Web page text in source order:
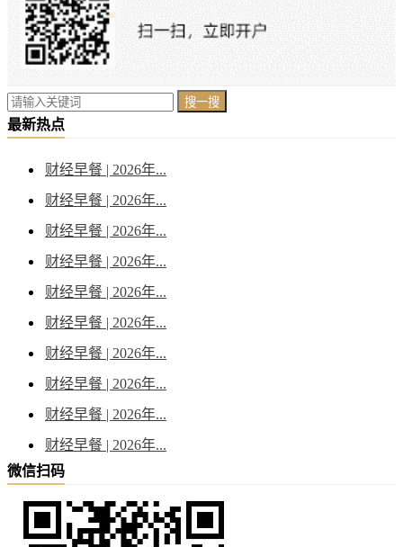
搜一搜
最新热点
财经早餐 | 2026年...
财经早餐 | 2026年...
财经早餐 | 2026年...
财经早餐 | 2026年...
财经早餐 | 2026年...
财经早餐 | 2026年...
财经早餐 | 2026年...
财经早餐 | 2026年...
财经早餐 | 2026年...
财经早餐 | 2026年...
微信扫码